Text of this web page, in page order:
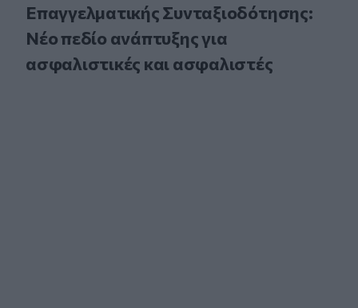
Επαγγελματικής Συνταξιοδότησης:
Νέο πεδίο ανάπτυξης για
ασφαλιστικές και ασφαλιστές